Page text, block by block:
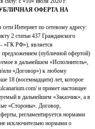
ОФЕРТА НА
Интернет по сетевому адресу:
2 статьи 437 Гражданского
– «ГК РФ»), является
(публичной офертой)
в дальнейшем «Исполнитель»,
или «Договор») к любому
18 (восемнадцати) лет, которое
и примет настоящее
в дальнейшем «Заказчик», а в
«Стороны». Договор,
регламентируется нормами
не исключительно нормами о